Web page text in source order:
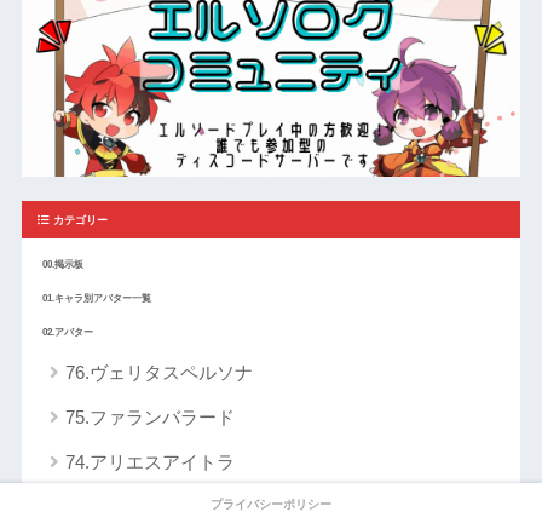
カテゴリー
00.掲示板
01.キャラ別アバター一覧
02.アバター
76.ヴェリタスペルソナ
75.ファランバラード
74.アリエスアイトラ
73.グランディフローラプライバシーポリシー